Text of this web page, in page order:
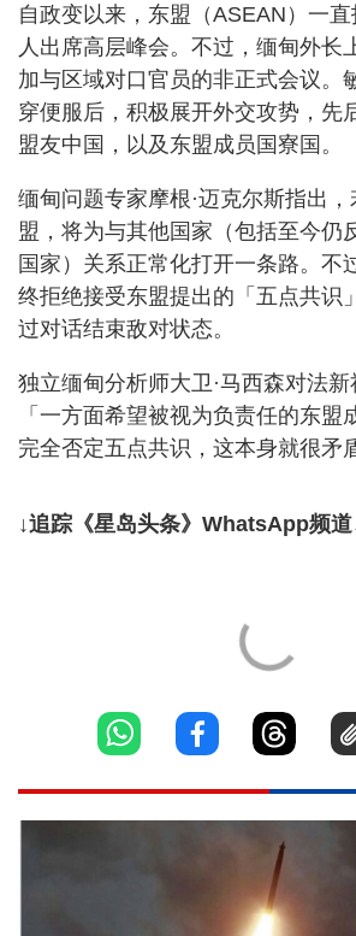
自政变以来，东盟（ASEAN）一
人出席高层峰会。不过，缅甸外长
加与区域对口官员的非正式会议。
穿便服后，积极展开外交攻势，先
盟友中国，以及东盟成员国寮国。
缅甸问题专家摩根·迈克尔斯指出
盟，将为与其他国家（包括至今仍
国家）关系正常化打开一条路。不
终拒绝接受东盟提出的「五点共识
过对话结束敌对状态。
独立缅甸分析师大卫·马西森对法
「一方面希望被视为负责任的东盟
完全否定五点共识，这本身就很矛
↓追踪《星岛头条》WhatsApp频道